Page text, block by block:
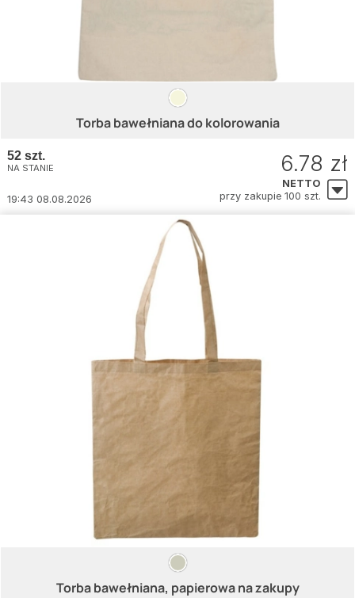
Torba bawełniana do kolorowania
52 szt.
NA STANIE
19:43 08.08.2026
6.78 zł
NETTO
przy zakupie 100 szt.
Torba bawełniana, papierowa na zakupy